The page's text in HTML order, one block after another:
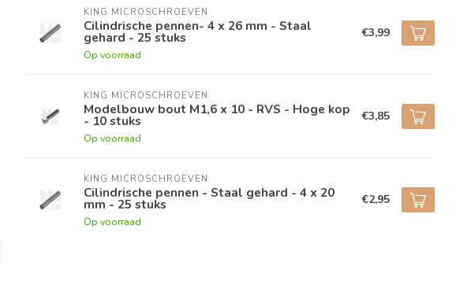
KING MICROSCHROEVEN
Cilindrische pennen- 4 x 26 mm - Staal
gehard - 25 stuks
Op voorraad
€3,99
KING MICROSCHROEVEN
Modelbouw bout M1,6 x 10 - RVS - Hoge kop
- 10 stuks
Op voorraad
€3,85
KING MICROSCHROEVEN
Cilindrische pennen - Staal gehard - 4 x 20
mm - 25 stuks
Op voorraad
€2,95